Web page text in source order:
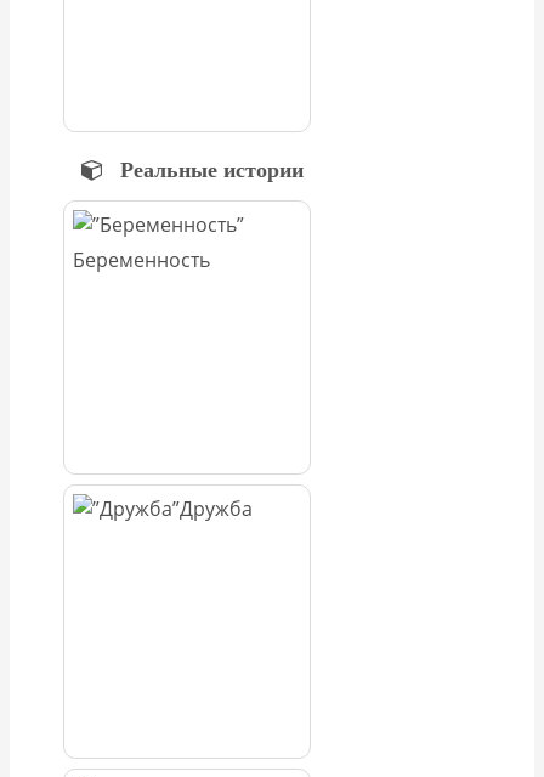
Реальные истории
Беременность
Дружба